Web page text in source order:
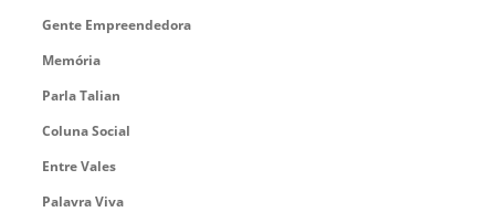
Gente Empreendedora
Memória
Parla Talian
Coluna Social
Entre Vales
Palavra Viva